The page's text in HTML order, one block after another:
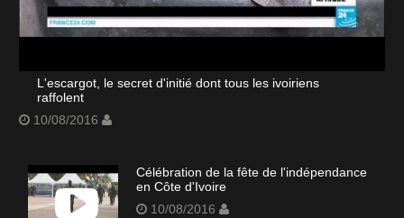
L'escargot, le secret d'initié dont tous les ivoiriens
raffolent
10/08/2016
Célébration de la fête de l'indépendance
en Côte d'Ivoire
10/08/2016